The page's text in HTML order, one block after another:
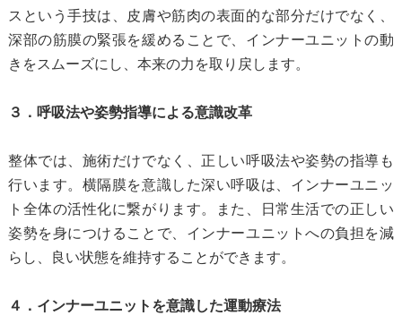
スという手技は、皮膚や筋肉の表面的な部分だけでなく、
深部の筋膜の緊張を緩めることで、インナーユニットの動
きをスムーズにし、本来の力を取り戻します。
３．呼吸法や姿勢指導による意識改革
整体では、施術だけでなく、正しい呼吸法や姿勢の指導も
行います。横隔膜を意識した深い呼吸は、インナーユニッ
ト全体の活性化に繋がります。また、日常生活での正しい
姿勢を身につけることで、インナーユニットへの負担を減
らし、良い状態を維持することができます。
４．インナーユニットを意識した運動療法